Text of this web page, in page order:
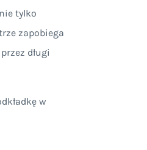
tylko
zapobiega
długi
w